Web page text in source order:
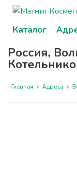
Каталог
Россия,
Главная Адреса